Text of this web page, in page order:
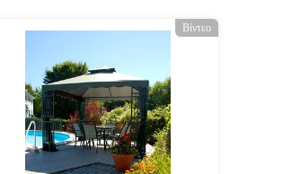
Βίντεο